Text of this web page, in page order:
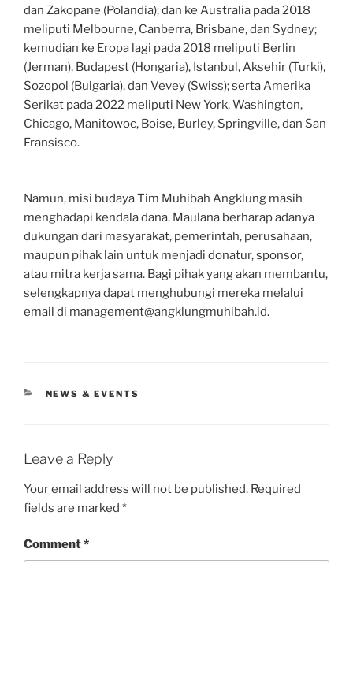
dan Zakopane (Polandia); dan ke Australia pada 2018
meliputi Melbourne, Canberra, Brisbane, dan Sydney;
kemudian ke Eropa lagi pada 2018 meliputi Berlin
(Jerman), Budapest (Hongaria), Istanbul, Aksehir (Turki),
Sozopol (Bulgaria), dan Vevey (Swiss); serta Amerika
Serikat pada 2022 meliputi New York, Washington,
Chicago, Manitowoc, Boise, Burley, Springville, dan San
Fransisco.
Namun, misi budaya Tim Muhibah Angklung masih
menghadapi kendala dana. Maulana berharap adanya
dukungan dari masyarakat, pemerintah, perusahaan,
maupun pihak lain untuk menjadi donatur, sponsor,
atau mitra kerja sama. Bagi pihak yang akan membantu,
selengkapnya dapat menghubungi mereka melalui
email di management@angklungmuhibah.id.
CATEGORIES
NEWS & EVENTS
Leave a Reply
Your email address will not be published. Required
fields are marked *
Comment*